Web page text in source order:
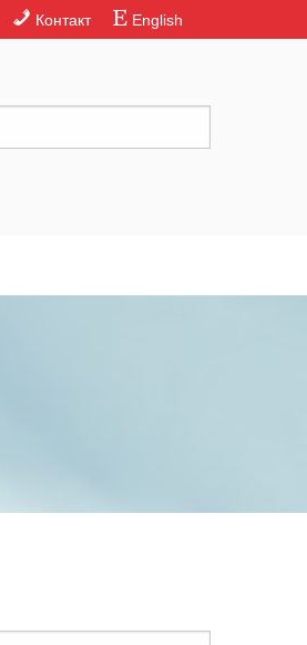
English
Контакт